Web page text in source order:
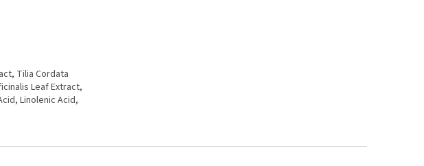
Tilia Cordata
Leaf Extract,
Linolenic Acid,